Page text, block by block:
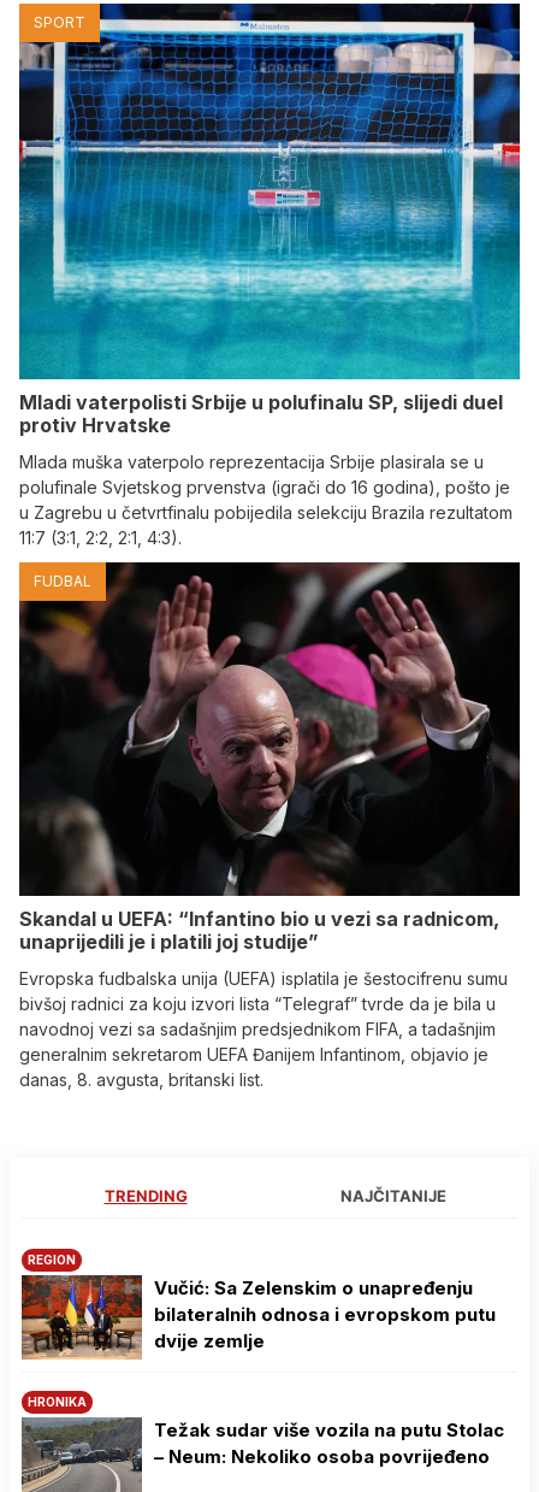
SPORT
Mladi vaterpolisti Srbije u polufinalu SP, slijedi duel
protiv Hrvatske
Mlada muška vaterpolo reprezentacija Srbije plasirala se u
polufinale Svjetskog prvenstva (igrači do 16 godina), pošto je
u Zagrebu u četvrtfinalu pobijedila selekciju Brazila rezultatom
11:7 (3:1, 2:2, 2:1, 4:3).
FUDBAL
Skandal u UEFA: “Infantino bio u vezi sa radnicom,
unaprijedili je i platili joj studije”
Evropska fudbalska unija (UEFA) isplatila je šestocifrenu sumu
bivšoj radnici za koju izvori lista “Telegraf” tvrde da je bila u
navodnoj vezi sa sadašnjim predsjednikom FIFA, a tadašnjim
generalnim sekretarom UEFA Đanijem Infantinom, objavio je
danas, 8. avgusta, britanski list.
TRENDING NAJČITANIJE
REGION
Vučić: Sa Zelenskim o unapređenju
bilateralnih odnosa i evropskom putu
dvije zemlje
HRONIKA
Težak sudar više vozila na putu Stolac
– Neum: Nekoliko osoba povrijeđeno